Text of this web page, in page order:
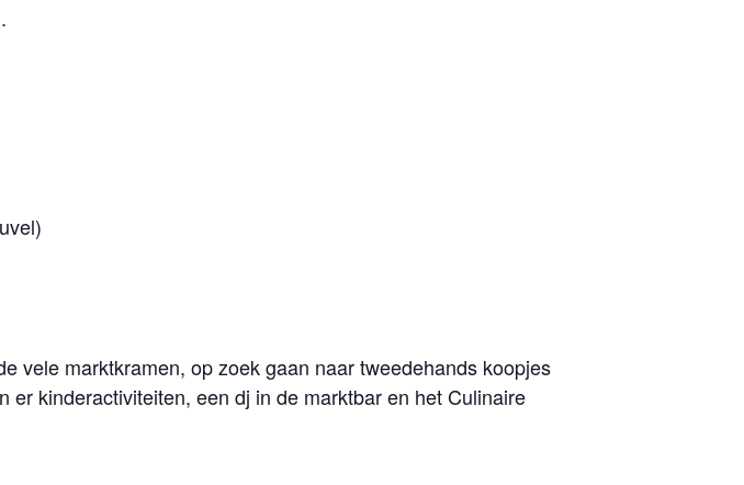
vele marktkramen, op zoek gaan naar tweedehands koopjes
kinderactiviteiten, een dj in de marktbar en het Culinaire